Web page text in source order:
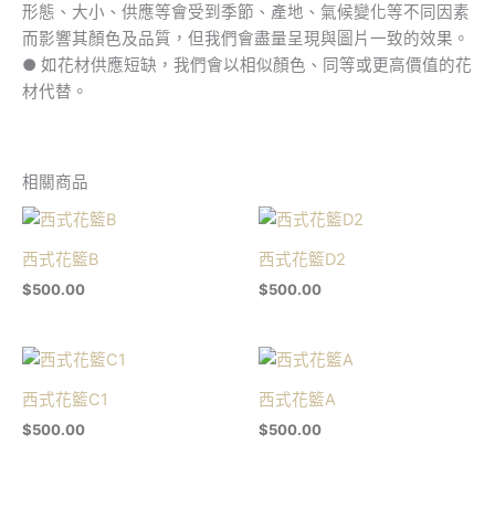
形態、大小、供應等會受到季節、產地、氣候變化等不同因素
而影響其顏色及品質，但我們會盡量呈現與圖片一致的效果。
● 如花材供應短缺，我們會以相似顏色、同等或更高價值的花
材代替。
相關商品
西式花籃B
$500.00
西式花籃D2
$500.00
西式花籃C1
$500.00
西式花籃A
$500.00